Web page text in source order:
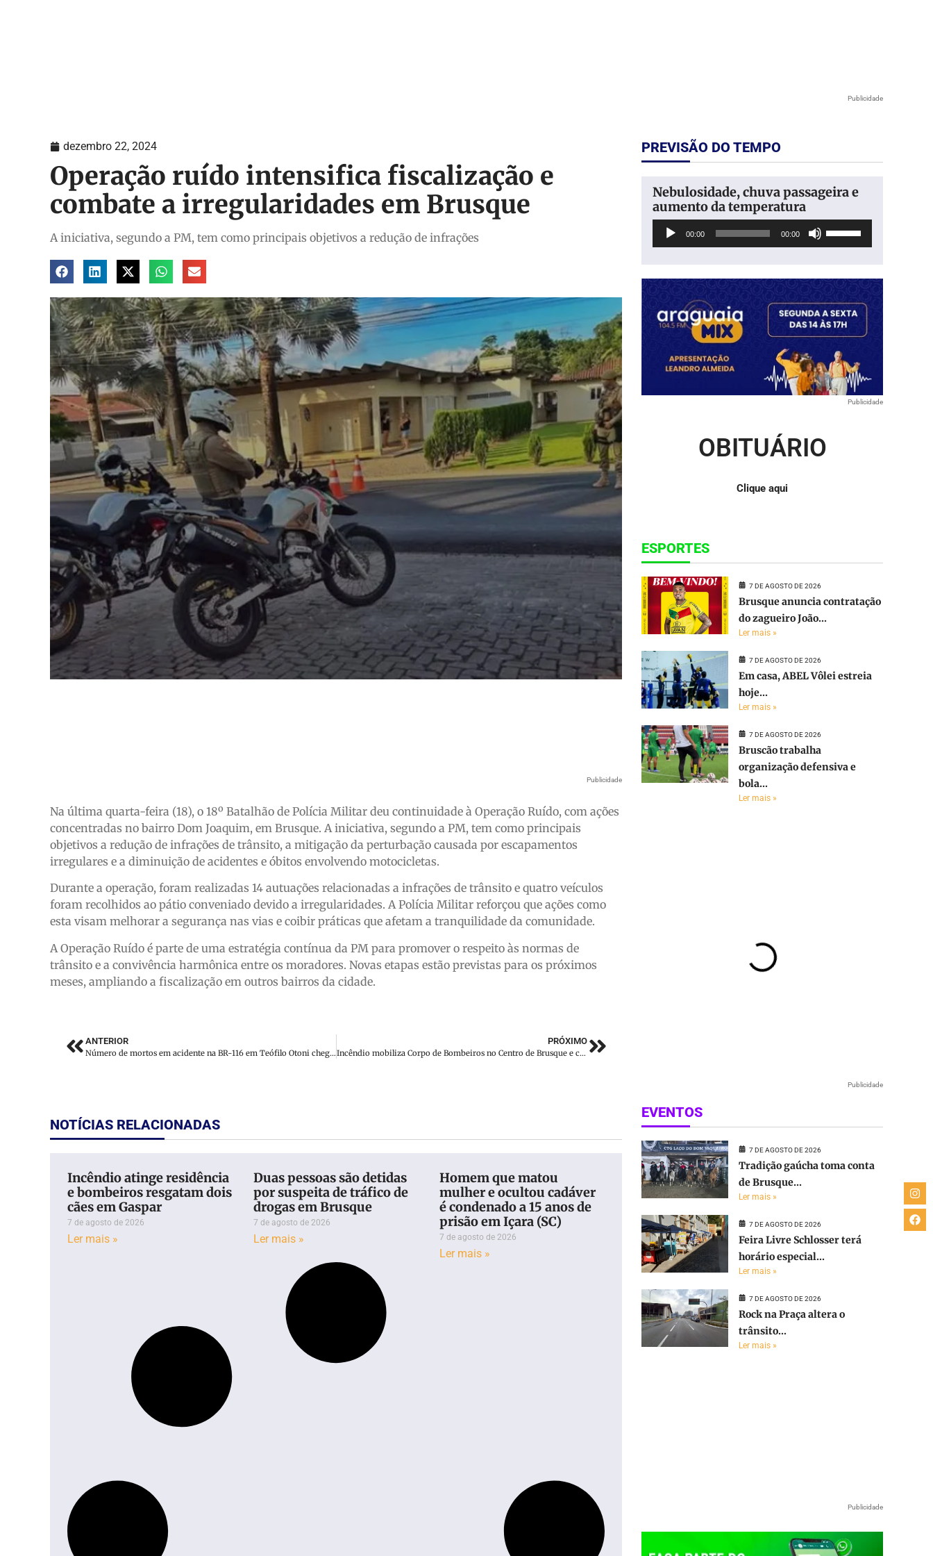
Publicidade
dezembro 22, 2024
Operação ruído intensifica fiscalização e
combate a irregularidades em Brusque
A iniciativa, segundo a PM, tem como principais objetivos a redução de infrações
Publicidade
Na última quarta-feira (18), o 18º Batalhão de Polícia Militar deu continuidade à Operação Ruído, com ações
concentradas no bairro Dom Joaquim, em Brusque. A iniciativa, segundo a PM, tem como principais
objetivos a redução de infrações de trânsito, a mitigação da perturbação causada por escapamentos
irregulares e a diminuição de acidentes e óbitos envolvendo motocicletas.
Durante a operação, foram realizadas 14 autuações relacionadas a infrações de trânsito e quatro veículos
foram recolhidos ao pátio conveniado devido a irregularidades. A Polícia Militar reforçou que ações como
esta visam melhorar a segurança nas vias e coibir práticas que afetam a tranquilidade da comunidade.
A Operação Ruído é parte de uma estratégia contínua da PM para promover o respeito às normas de
trânsito e a convivência harmônica entre os moradores. Novas etapas estão previstas para os próximos
meses, ampliando a fiscalização em outros bairros da cidade.
ANTERIOR
Número de mortos em acidente na BR-116 em Teófilo Otoni chega a 41
PRÓXIMO
Incêndio mobiliza Corpo de Bombeiros no Centro de Brusque e consome 8 mil litros de água
NOTÍCIAS RELACIONADAS
Incêndio atinge residência
e bombeiros resgatam dois
cães em Gaspar
7 de agosto de 2026
Ler mais »
Duas pessoas são detidas
por suspeita de tráfico de
drogas em Brusque
7 de agosto de 2026
Ler mais »
Homem que matou
mulher e ocultou cadáver
é condenado a 15 anos de
prisão em Içara (SC)
7 de agosto de 2026
Ler mais »
PREVISÃO DO TEMPO
Nebulosidade, chuva passageira e
aumento da temperatura
Tocador
00:00 00:00
cima
ou
para
baixo
aumentar
ou
diminuir
Publicidade
OBITUÁRIO
Clique aqui
ESPORTES
7 DE AGOSTO DE 2026
Brusque anuncia contratação
do zagueiro João...
Ler mais »
7 DE AGOSTO DE 2026
Em casa, ABEL Vôlei estreia
hoje...
Ler mais »
7 DE AGOSTO DE 2026
Bruscão trabalha
organização defensiva e
bola...
Ler mais »
Publicidade
EVENTOS
7 DE AGOSTO DE 2026
Tradição gaúcha toma conta
de Brusque...
Ler mais »
7 DE AGOSTO DE 2026
Feira Livre Schlosser terá
horário especial...
Ler mais »
7 DE AGOSTO DE 2026
Rock na Praça altera o
trânsito...
Ler mais »
Publicidade